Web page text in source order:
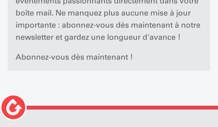
boîte mail. Ne manquez plus aucune mise à jour
importante : abonnez-vous dès maintenant à notre
newsletter et gardez une longueur d'avance !
Abonnez-vous dès maintenant !